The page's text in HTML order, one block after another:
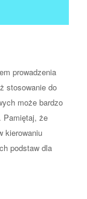
prowadzenia
stosowanie do
może bardzo
Pamiętaj, że
kierowaniu
podstaw dla